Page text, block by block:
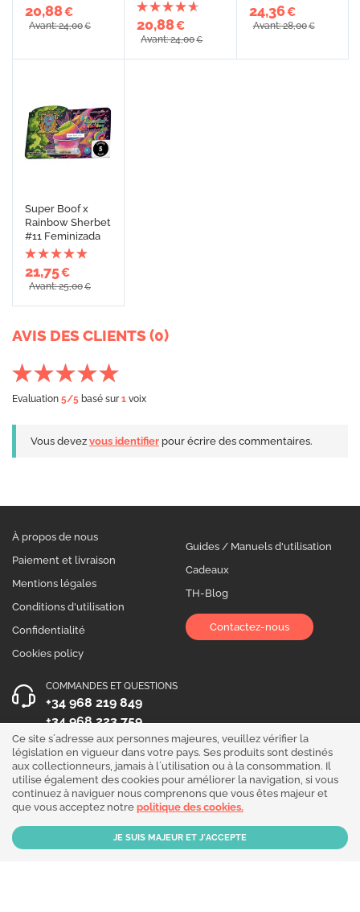
20,88€
Avant: 24,00€ 20,88€
Avant: 24,00€
24,36€
Avant: 28,00€
Super Boof x
Rainbow Sherbet
#11 Feminizada
21,75€
Avant: 25,00€
AVIS DES CLIENTS (0)
Evaluation 5/5 basé sur1 voix
Vous devez vous identifier pour écrire des commentaires.
À propos de nous
Paiement et livraison
Mentions légales
Conditions d'utilisation
Confidentialité
Cookies policy
Guides / Manuels d'utilisation
Cadeaux
TH-Blog
Contactez-nous
COMMANDES ET QUESTIONS
+34 968 219 849
+34 968 223 759
HEURES D´OUVERTURE
Du lundi au vendredi 10:00 - 19:00
Suivez-nous !
Ce site s´adresse aux personnes majeures, veuillez vérifier la
législation en vigueur dans votre pays. Ses produits sont destinés
aux collectionneurs, jamais à l´utilisation ou à la consommation. Il
utilise également des cookies pour améliorer la navigation, si vous
continuez à naviguer nous comprenons que vous êtes majeur et
que vous acceptez notre politique des cookies.